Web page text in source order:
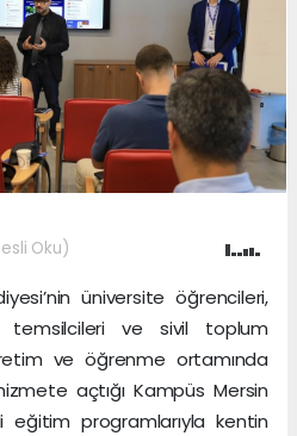
Oku)
üniversite öğrencileri,
temsilcileri ve sivil toplum
ve öğrenme ortamında
açtığı Kampüs Mersin
eğitim programlarıyla kentin